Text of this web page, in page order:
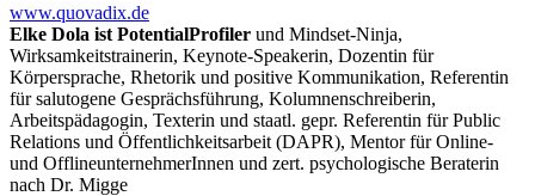
www.quovadix.de
Elke Dola ist PotentialProfiler und Mindset-Ninja,
Wirksamkeitstrainerin, Keynote-Speakerin, Dozentin für
Körpersprache, Rhetorik und positive Kommunikation, Referentin
für salutogene Gesprächsführung, Kolumnenschreiberin,
Arbeitspädagogin, Texterin und staatl. gepr. Referentin für Public
Relations und Öffentlichkeitsarbeit (DAPR), Mentor für Online-
und OfflineunternehmerInnen und zert. psychologische Beraterin
nach Dr. Migge